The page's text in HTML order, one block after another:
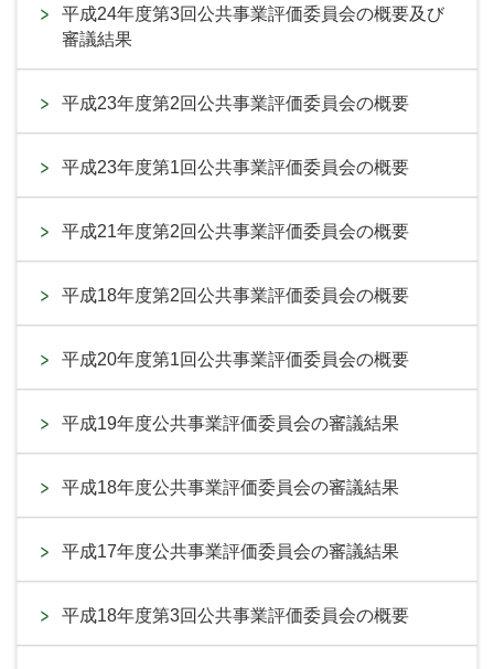
平成24年度第3回公共事業評価委員会の概要及び
審議結果
平成23年度第2回公共事業評価委員会の概要
平成23年度第1回公共事業評価委員会の概要
平成21年度第2回公共事業評価委員会の概要
平成18年度第2回公共事業評価委員会の概要
平成20年度第1回公共事業評価委員会の概要
平成19年度公共事業評価委員会の審議結果
平成18年度公共事業評価委員会の審議結果
平成17年度公共事業評価委員会の審議結果
平成18年度第3回公共事業評価委員会の概要